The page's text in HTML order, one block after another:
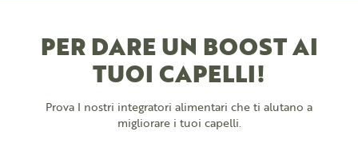
PER DARE UN BOOST AI
TUOI CAPELLI!
Prova I nostri integratori alimentari che ti alutano a
migliorare i tuoi capelli.